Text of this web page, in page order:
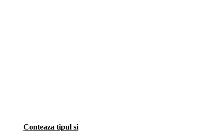
Conteaza tipul si